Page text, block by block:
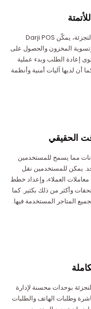
باعتباره أفضل برنامج POS لإدارة البيع بالتجزئة، يمكّن Darji POS
المخزون والحصول على
إعادة الطلب وبدء عملية
أن لديها آليات أمنية وأنظمة
الحقيقي
مما يسمح للمستخدمين
يمكن للمستخدمين نقل
العملاء، وإعداد خطط
وأكثر من ذلك بكثير. كما
المتاجر المستخدمة فيها.
بوحدات محسنة لإدارة
وطلبات الهاتف والطلبات